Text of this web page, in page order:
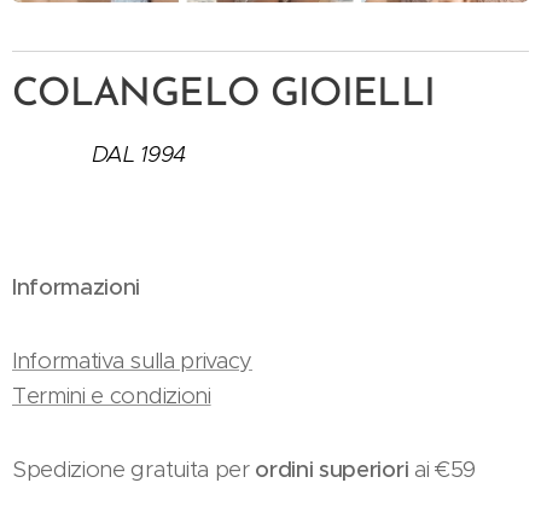
COLANGELO GIOIELLI
DAL 1994
Informazioni
Informativa sulla privacy
Termini e condizioni
Spedizione gratuita perordini superiori ai €59